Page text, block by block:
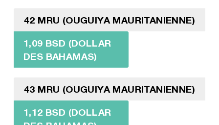
42 MRU (OUGUIYA MAURITANIENNE)
1,09 BSD (DOLLAR
DES BAHAMAS)
43 MRU (OUGUIYA MAURITANIENNE)
1,12 BSD (DOLLAR